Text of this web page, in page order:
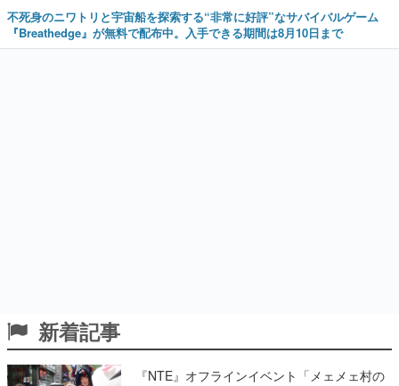
不死身のニワトリと宇宙船を探索する“非常に好評”なサバイバルゲーム
『Breathedge』が無料で配布中。入手できる期間は8月10日まで
新着記事
『NTE』オフラインイベント「メェメェ村の